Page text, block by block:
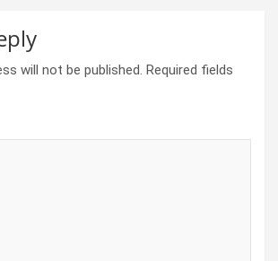
will not be published. Required fields